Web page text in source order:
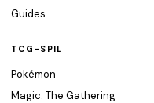
Guides
TCG-SPIL
Pokémon
Magic: The Gathering